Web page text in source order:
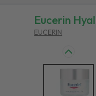
Eucerin
EUCERIN